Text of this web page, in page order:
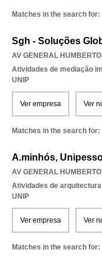
Matches in the search for:
Sgh - Soluções
AV GENERAL
Atividades de mediação
UNIP
Ver empresa Ver
Matches in the search for:
A.minhós,
AV GENERAL
Atividades de arquitectura
UNIP
Ver empresa Ver
Matches in the search for: